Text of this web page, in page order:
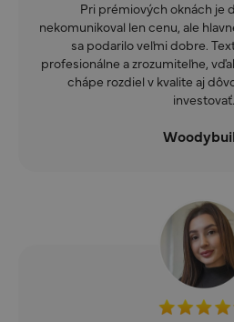
Pri prémiových oknách je
nekomunikoval len cenu, ale
sa podarilo veľmi dobre.
profesionálne a zrozumiteľne,
chápe rozdiel v kvalite aj
investovať.